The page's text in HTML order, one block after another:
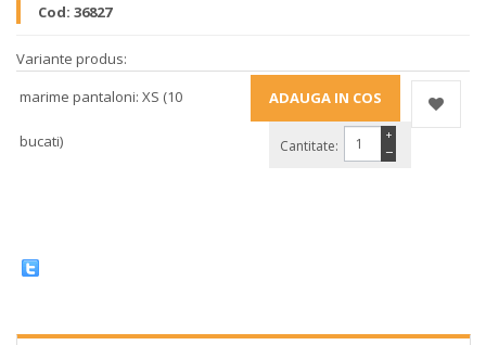
Cod: 36827
Variante produs:
marime pantaloni: XS (10
bucati) Cantitate: −
+